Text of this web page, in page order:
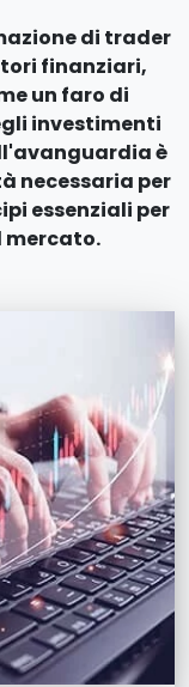
di trader
finanziari,
un faro di
investimenti
è
necessaria per
essenziali per
mercato.